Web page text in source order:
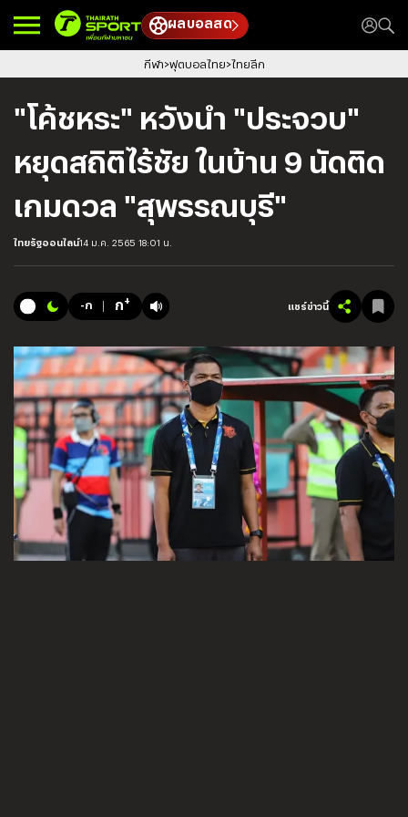
ผลบอลสด
กีฬา ฟุตบอลไทย ไทยลีก
"โค้ชหระ" หวังนำ "ประจวบ"
หยุดสถิติไร้ชัย ในบ้าน 9 นัดติด
เกมดวล "สุพรรณบุรี"
ไทยรัฐออนไลน์14 ม.ค. 2565 18:01 น.
-ก ก+ แชร์ข่าวนี้